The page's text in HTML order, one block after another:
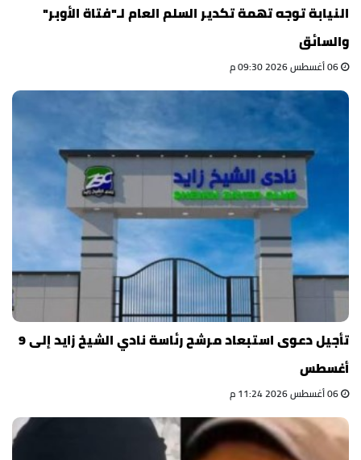
النيابة توجه تهمة تكدير السلم العام لـ"فتاة الأوبر"
والسائق
تأجيل دعوى استبعاد مرشح رئاسة نادي الشيخ زايد إلى 9
أغسطس